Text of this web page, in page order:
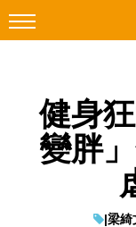
Facebook
科技焦點
健身
變胖
|梁綺